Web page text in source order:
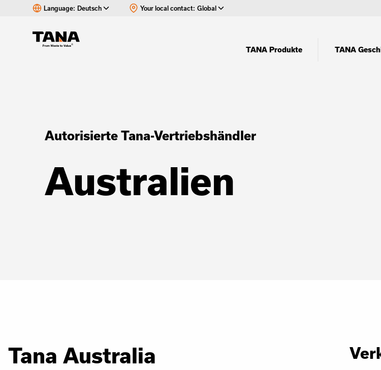
Language: Deutsch Your local contact: Global
TANA Produkte TANA
Autorisierte Tana-Vertriebshändler
Australien
Tana Australia